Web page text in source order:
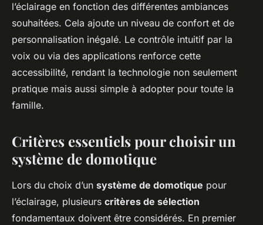
l’éclairage en fonction des différentes ambiances
souhaitées. Cela ajoute un niveau de confort et de
personnalisation inégalé. Le contrôle intuitif par la
voix ou via des applications renforce cette
accessibilité, rendant la technologie non seulement
pratique mais aussi simple à adopter pour toute la
famille.
Critères essentiels pour choisir un
système de domotique
Lors du choix d’un système de domotique pour
l’éclairage, plusieurs critères de sélection
fondamentaux doivent être considérés. En premier